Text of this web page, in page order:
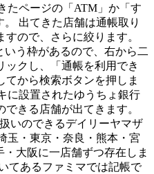
たページの「ATM」か「す
出てきた店舗は通帳取り
ので、さらに絞ります。
う枠があるので、右から二
ックし、「通帳を利用でき
てから検索ボタンを押しま
に設置されたゆうちょ銀行
きる店舗が出てきます。
いのできるデイリーヤマザ
玉・東京・奈良・熊本・宮
大阪に一店舗ずつ存在しま
てあるファミマでは記帳で